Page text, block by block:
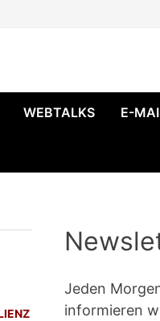
WEBTALKS E-
Jeden
informieren